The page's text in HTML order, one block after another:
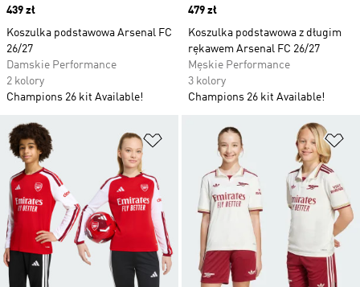
Price
439 zł
Koszulka podstawowa Arsenal FC
26/27
Damskie Performance
2 kolory
Champions 26 kit Available!
Price
479 zł
Koszulka podstawowa z długim
rękawem Arsenal FC 26/27
Męskie Performance
3 kolory
Champions 26 kit Available!
Dodaj do listy życzeń